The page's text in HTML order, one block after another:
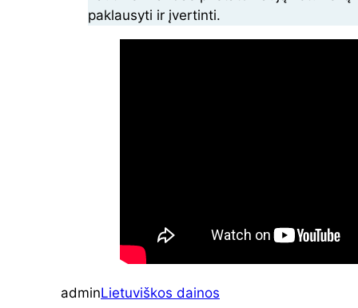
paklausyti ir įvertinti.
adminLietuviškos dainos